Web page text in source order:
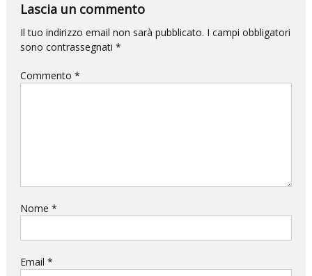
DANZA
questa
volta
l’impatto
Lascia un commento
Il tuo indirizzo email non sarà pubblicato. I campi obbligatori
sono contrassegnati *
Commento *
Nome *
Email *